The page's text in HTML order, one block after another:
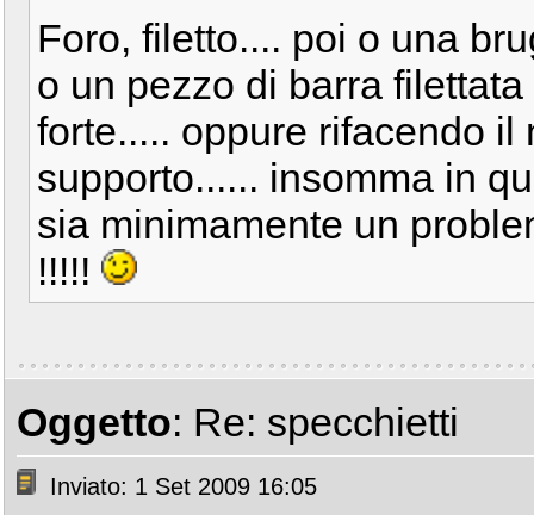
Foro, filetto.... poi o una
o un pezzo di barra
forte..... oppure rifacendo
supporto...... insomma in
sia minimamente un
!!!!!
Oggetto: Re: specchietti
Inviato: 1 Set 2009 16:05